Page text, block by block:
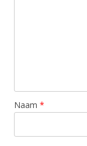
Naam *